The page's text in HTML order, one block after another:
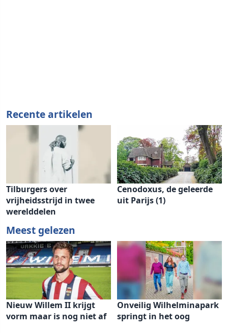
Recente artikelen
Tilburgers over
vrijheidsstrijd in twee
werelddelen
Cenodoxus, de geleerde
uit Parijs (1)
Meest gelezen
Nieuw Willem II krijgt
vorm maar is nog niet af
Onveilig Wilhelminapark
springt in het oog